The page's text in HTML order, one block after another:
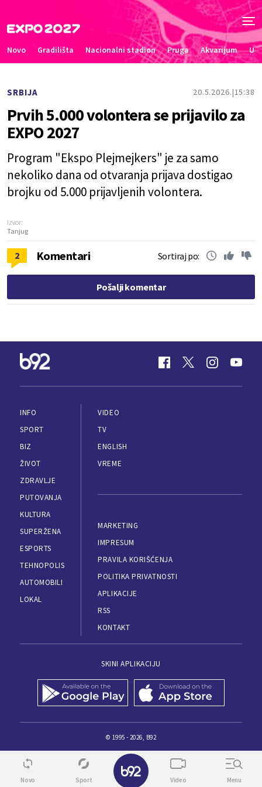
Novo Gradilišta Nacionalni stadion Pruga Akvarijum
SRBIJA 20.5.2026. 15:38
Prvih 5.000 volontera se prijavilo za
EXPO 2027
Program "Ekspo Plejmejkers" je za samo
nekoliko dana od otvaranja prijava dostigao
brojku od 5.000 prijavljenih volontera.
Izvor:
Tanjug
2 Komentari Sortiraj po:
Pošalji komentar
INFO
SPORT
BIZ
ŽIVOT
ZDRAVLJE
PUTOVANJA
KULTURA
SUPERŽENA
ESPORTS
TEHNOPOLIS
AUTOMOBILI
LOKAL
VIDEO
TV
ENGLISH
VREME
MARKETING
IMPRESUM
PRAVILA KORIŠĆENJA
POLITIKA PRIVATNOSTI
APLIKACIJE
RSS
KONTAKT
SKINI APLIKACIJU
© 1995 - 2026, B92
Novo Sport Video Menu